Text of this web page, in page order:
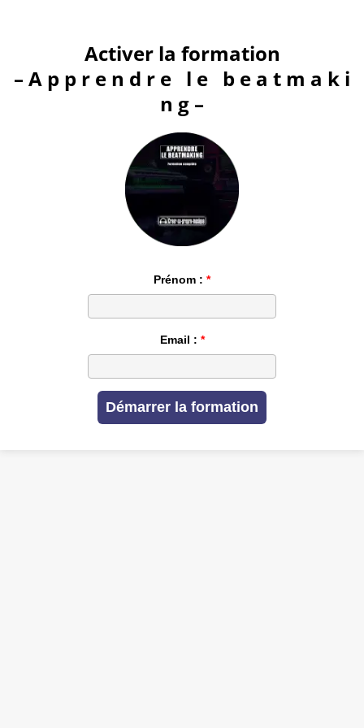
Activer la formation
– A p p r e n d r e l e b e a t m a k i
n g –
Prénom :
Email :
Démarrer la formation